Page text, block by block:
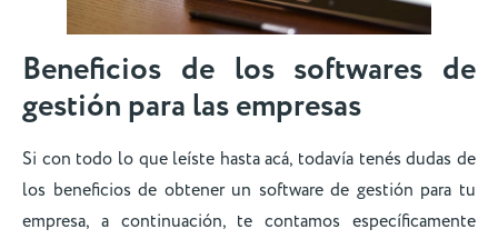
Beneficios de los softwares de
gestión para las empresas
Si con todo lo que leíste hasta acá, todavía tenés dudas de
los beneficios de obtener un software de gestión para tu
empresa, a continuación, te contamos específicamente